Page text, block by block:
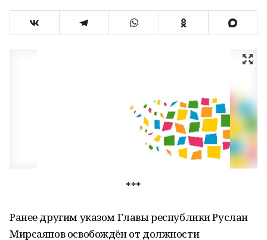
***
Ранее другим указом Главы республики Руслан
Мирсаяпов освобождён от должности